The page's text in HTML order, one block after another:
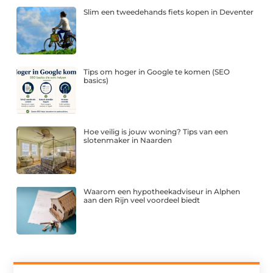
Slim een tweedehands fiets kopen in Deventer
Tips om hoger in Google te komen (SEO
basics)
Hoe veilig is jouw woning? Tips van een
slotenmaker in Naarden
Waarom een hypotheekadviseur in Alphen
aan den Rijn veel voordeel biedt